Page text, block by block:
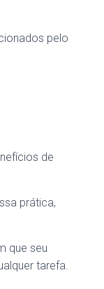
pelo
de
prática,
que seu
tarefa.